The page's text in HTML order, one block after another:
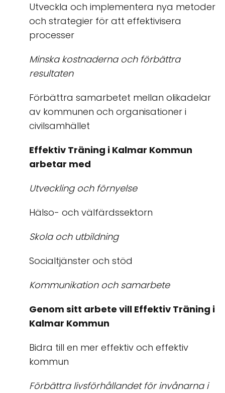
Utveckla och implementera nya metoder
och strategier för att effektivisera
processer
Minska kostnaderna och förbättra
resultaten
Förbättra samarbetet mellan olikadelar
av kommunen och organisationer i
civilsamhället
Effektiv Träning i Kalmar Kommun
arbetar med
Utveckling och förnyelse
Hälso- och välfärdssektorn
Skola och utbildning
Socialtjänster och stöd
Kommunikation och samarbete
Genom sitt arbete vill Effektiv Träning i
Kalmar Kommun
Bidra till en mer effektiv och effektiv
kommun
Förbättra livsförhållandet för invånarna i